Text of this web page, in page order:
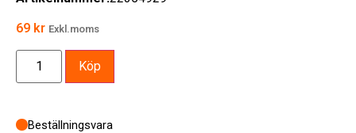
69 kr Exkl.moms
Beställningsvara
Köp